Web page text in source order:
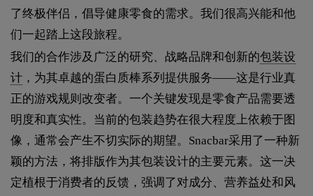
了终极伴侣，倡导健康零食的需求。我们很高兴能和他
们一起踏上这段旅程。
我们的合作涉及广泛的研究、战略品牌和创新的包装设
计 ，为其卓越的蛋白质棒系列提供服务——这是行业真
正的游戏规则改变者。一个关键发现是零食产品需要透
明度和真实性。当前的包装趋势在很大程度上依赖于图
像，通常会产生不切实际的期望。Snacbar采用了一种新
颖的方法，将排版作为其包装设计的主要元素。这一决
定植根于消费者的反馈，强调了对成分、营养益处和风